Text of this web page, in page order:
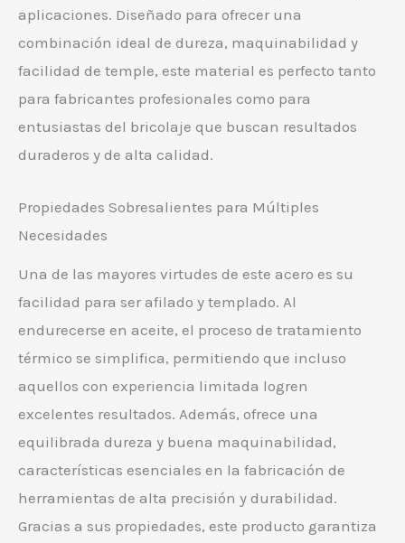
aplicaciones. Diseñado para ofrecer una
combinación ideal de dureza, maquinabilidad y
facilidad de temple, este material es perfecto tanto
para fabricantes profesionales como para
entusiastas del bricolaje que buscan resultados
duraderos y de alta calidad.
Propiedades Sobresalientes para Múltiples
Necesidades
Una de las mayores virtudes de este acero es su
facilidad para ser afilado y templado. Al
endurecerse en aceite, el proceso de tratamiento
térmico se simplifica, permitiendo que incluso
aquellos con experiencia limitada logren
excelentes resultados. Además, ofrece una
equilibrada dureza y buena maquinabilidad,
características esenciales en la fabricación de
herramientas de alta precisión y durabilidad.
Gracias a sus propiedades, este producto garantiza